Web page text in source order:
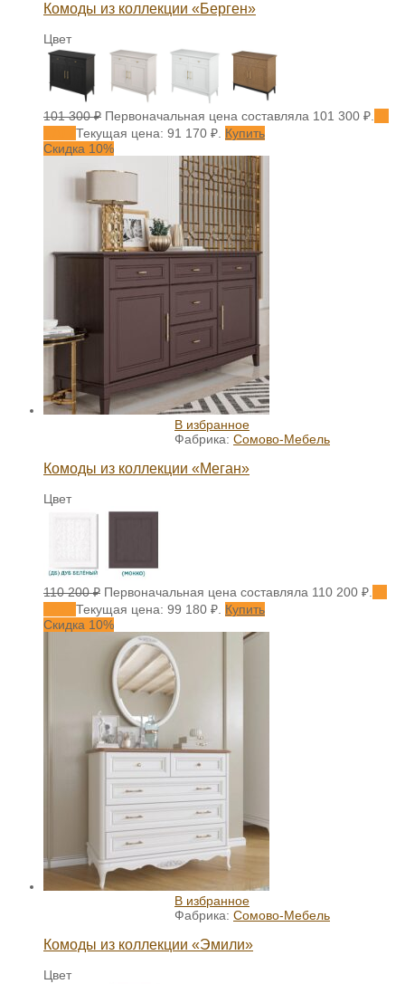
Комоды из коллекции «Берген»
Цвет
101 300₽ Первоначальная цена составляла 101 300 ₽.
Текущая цена: 91 170 ₽. Купить
Скидка 10%
В избранное
Фабрика: Сомово-Мебель
Комоды из коллекции «Меган»
Цвет
110 200₽ Первоначальная цена составляла 110 200 ₽.
Текущая цена: 99 180 ₽. Купить
Скидка 10%
В избранное
Фабрика: Сомово-Мебель
Комоды из коллекции «Эмили»
Цвет